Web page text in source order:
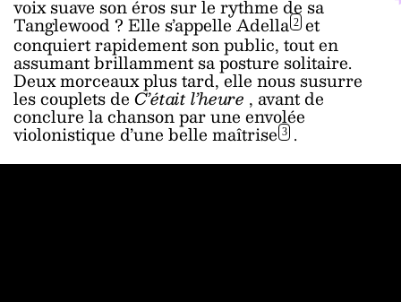
voix suave son éros sur le rythme de sa
Tanglewood ? Elle s’appelle Adella 2et
conquiert rapidement son public, tout en
assumant brillamment sa posture solitaire.
Deux morceaux plus tard, elle nous susurre
les couplets deC’était l’heure , avant de
conclure la chanson par une envolée
violonistique d’une belle maîtrise 3.